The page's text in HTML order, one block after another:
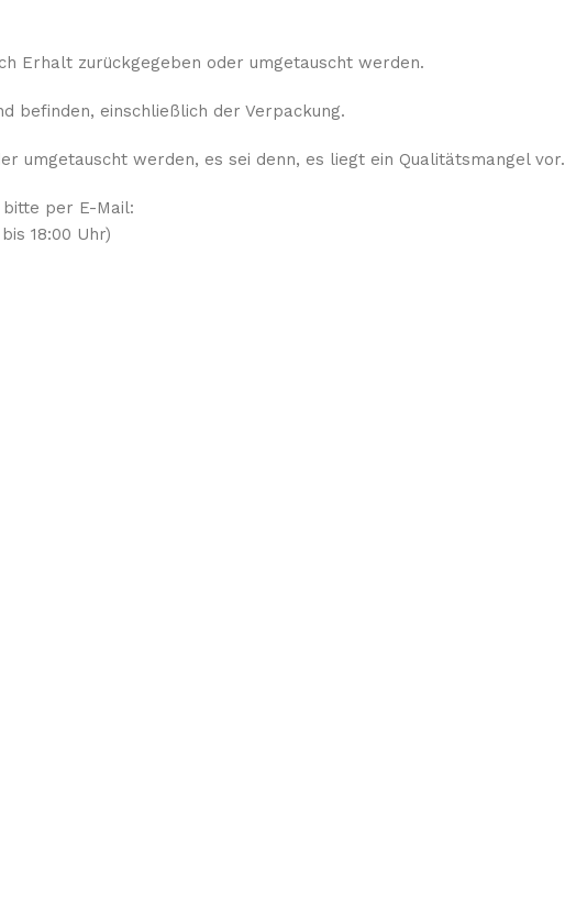
Erhalt zurückgegeben oder umgetauscht werden.
befinden, einschließlich der Verpackung.
umgetauscht werden, es sei denn, es liegt ein Qualitätsmangel vor.
per E-Mail:
18:00 Uhr)